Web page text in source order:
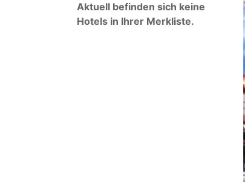
Aktuell befinden sich keine
Hotels in Ihrer Merkliste.